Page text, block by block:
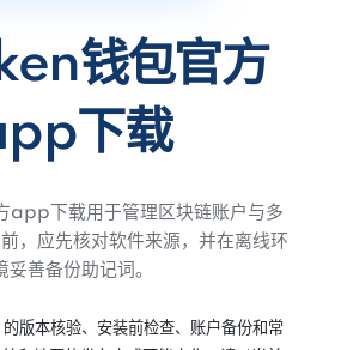
钱包官方
下载
下载用于管理区块链账户与多
，应先核对软件来源，并在离线环
妥善备份助记词。
版本核验、安装前检查、账户备份和常